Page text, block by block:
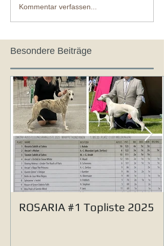
Kommentar verfassen...
Besondere Beiträge
ROSARIA #1 Topliste 2025